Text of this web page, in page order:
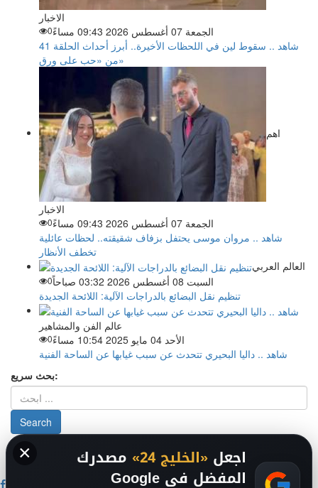
الاخبار
الجمعة 07 أغسطس 2026 09:43 مساءً
0
شاهد .. سقوط لين في اللحظات الأخيرة.. أبرز أحداث الحلقة 41
من «حب على ورق»
اهم
الاخبار
الجمعة 07 أغسطس 2026 09:43 مساءً
0
شاهد .. مروان موسى يحتفل بزفاف شقيقته.. لحظات عائلية
تخطف الأنظار
العالم العربي
السبت 08 أغسطس 2026 03:32 صباحاً
0
تنظيم نقل البضائع بالدراجات الآلية: اللائحة الجديدة
عالم الفن والمشاهير
الأحد 04 مايو 2025 10:54 مساءً
0
شاهد .. داليا البحيري تتحدث عن سبب غيابها عن الساحة الفنية
بحث سريع:
من نحن × اجعل «الخليج 24» مصدرك
المفضل في Google